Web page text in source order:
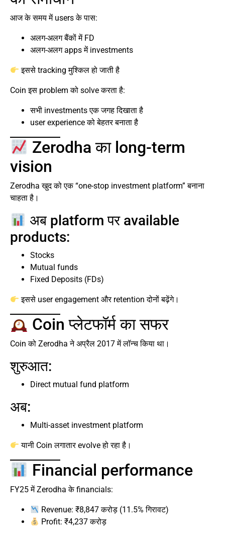
आज के समय में users के पास:
अलग-अलग बैंकों में FD
अलग-अलग apps में investments
इससे tracking मुश्किल हो जाती है
Coin इस problem को solve करता है:
सभी investments एक जगह दिखाता है
user experience को बेहतर बनाता है
Zerodha का long-term
vision
Zerodha खुद को एक “one-stop investment platform” बनाना
चाहता है।
अब platform पर available
products:
Stocks
Mutual funds
Fixed Deposits (FDs)
इससे user engagement और retention दोनों बढ़ेंगे।
Coin प्लेटफॉर्म का सफर
Coin को Zerodha ने अप्रैल 2017 में लॉन्च किया था।
शुरुआत:
Direct mutual fund platform
अब:
Multi-asset investment platform
यानी Coin लगातार evolve हो रहा है।
Financial performance
FY25 में Zerodha के financials:
Revenue: ₹8,847 करोड़ (11.5% गिरावट)
Profit: ₹4,237 करोड़